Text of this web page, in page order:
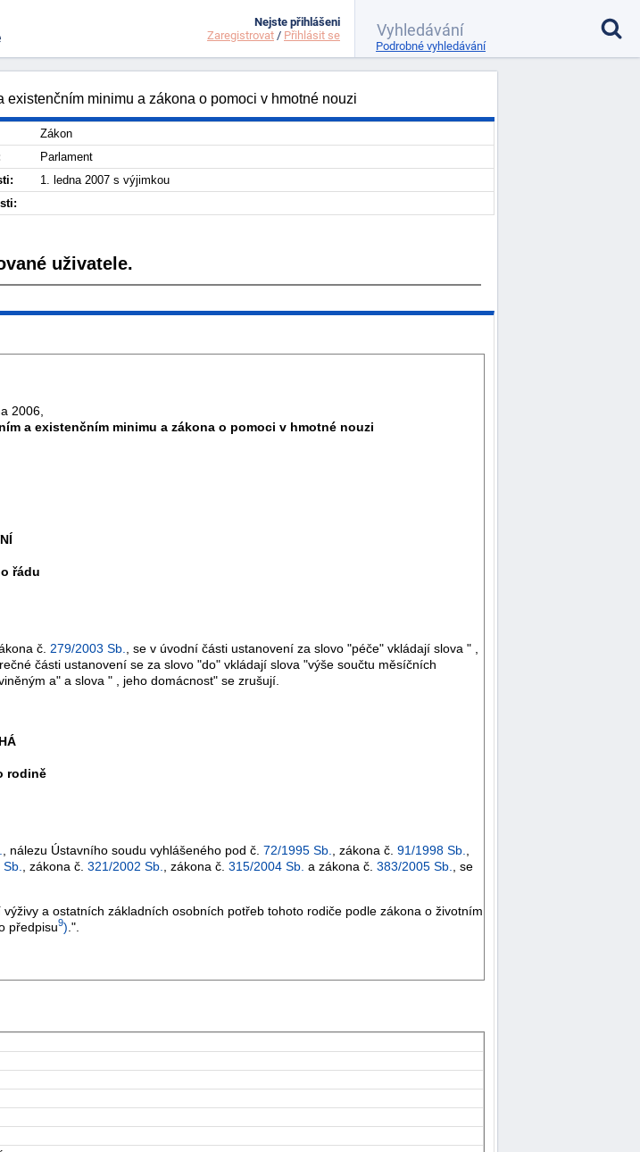
minimu a zákona o pomoci v hmotné nouzi
Zákon
Parlament
1. ledna 2007 s výjimkou
uživatele.
2006,
a existenčním minimu a zákona o pomoci v hmotné nouzi
řádu
č. 279/2003 Sb.
, se v úvodní části ustanovení za slovo "péče" vkládají slova " ,
části ustanovení se za slovo "do" vkládají slova "výše součtu měsíčních
a" a slova " , jeho domácnost" se zrušují.
rodině
, nálezu Ústavního soudu vyhlášeného pod č. 72/1995 Sb. , zákona č. 91/1998 Sb.
, zákona č. 321/2002 Sb. , zákona č. 315/2004 Sb. a zákona č. 383/2005 Sb.
, se
a ostatních základních osobních potřeb tohoto rodiče podle zákona o životním
předpisu9) .".
Nejste přihlášeni
Zaregistrovat / Přihlásit se
Podrobné vyhledávání